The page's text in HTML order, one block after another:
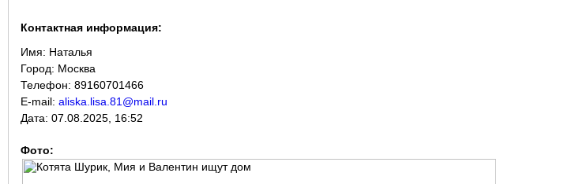
Контактная информация:
Имя: Наталья
Город: Москва
Телефон: 89160701466
E-mail: aliska.lisa.81@mail.ru
Дата: 07.08.2025, 16:52
Фото: